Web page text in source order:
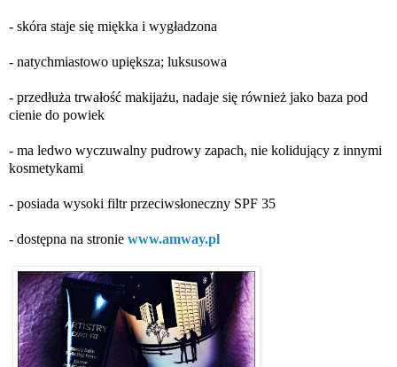
- skóra staje się miękka i wygładzona
- natychmiastowo upiększa; luksusowa
- przedłuża trwałość makijażu, nadaje się również jako baza pod
cienie do powiek
- ma ledwo wyczuwalny pudrowy zapach, nie kolidujący z innymi
kosmetykami
- posiada wysoki filtr przeciwsłoneczny SPF 35
- dostępna na stronie www.amway.pl